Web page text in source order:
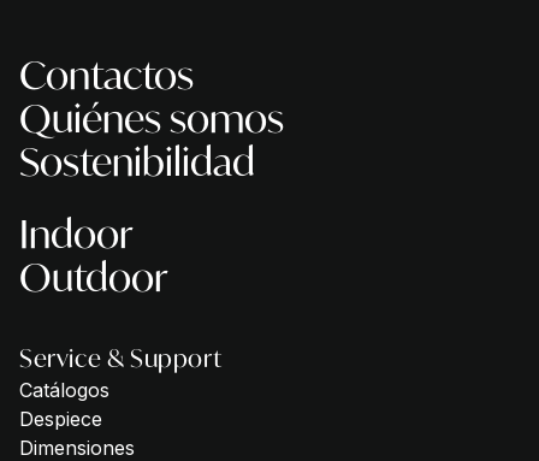
Contactos
Quiénes somos
Sostenibilidad
Indoor
Outdoor
Service & Support
Catálogos
Despiece
Dimensiones